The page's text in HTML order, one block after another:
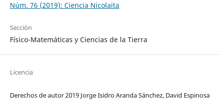
Núm. 76 (2019): Ciencia Nicolaita
Sección
Físico-Matemáticas y Ciencias de la Tierra
Licencia
Derechos de autor 2019 Jorge Isidro Aranda Sánchez, David Espinosa